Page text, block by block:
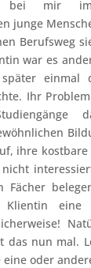
bei mir im
junge
Berufsweg
war es
einmal
Ihr
ihre
nicht
Fächer
eine
das nun mal.
oder